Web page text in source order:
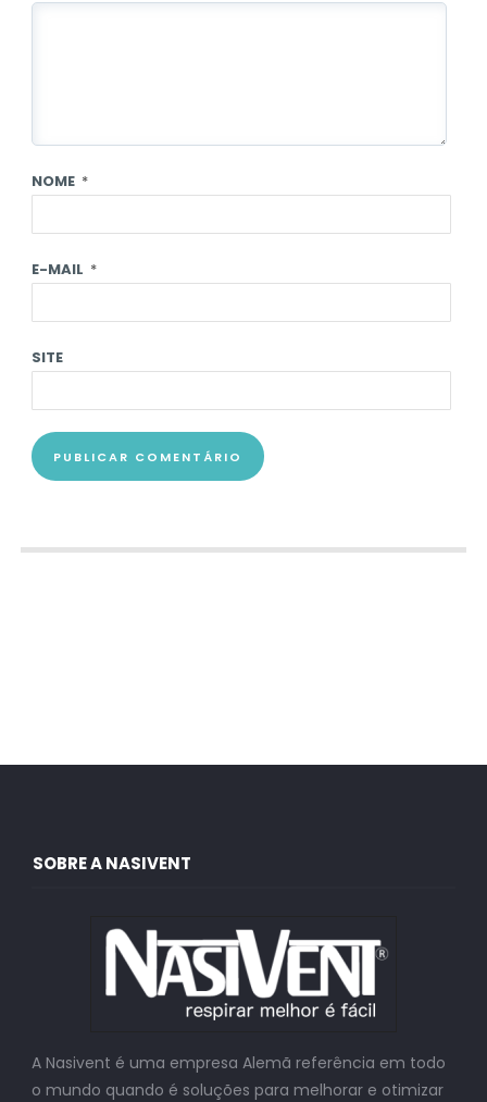
NOME *
E-MAIL *
SITE
SOBRE A NASIVENT
A Nasivent é uma empresa Alemã referência em todo
o mundo quando é soluções para melhorar e otimizar